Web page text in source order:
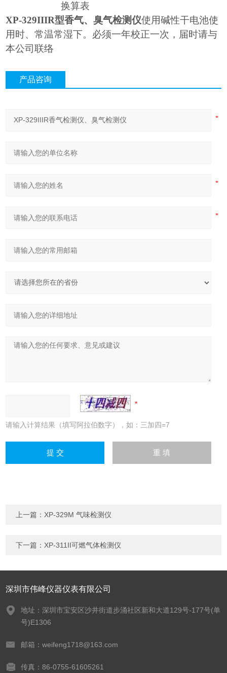
换算表
XP-329IIIR型香气、臭气检测仪使用碱性干电池使
用时、常温常湿下。必须一年校正一次，届时请与
本公司联络
产品咨询
请输入计算结果（填写阿拉伯数字），如：三加四=7
上一篇： XP-329M 气味检测仪
下一篇： XP-311II可燃气体检测仪
深圳市伟峰仪器仪表有限公司
地址：深圳市宝安区沙井街道步涌社区新和大道129号-177号(单
号)E1306
邮箱：weifeng1718@163.com
传真：86-0755-61605261